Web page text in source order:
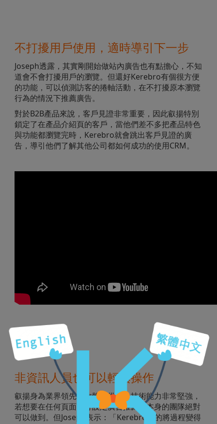
不打擾用戶使用，適時導引下一步
Joseph透露，其實剛開始做站內廣告也有點擔心，不知
道會不會打擾用戶的瀏覽。但還好Kerebro有個很方便
的功能，可以偵測訪客的捲軸活動，在不打擾原本瀏覽
行為的情況下推薦廣告。
對於B2B產品來說，客戶見證非常重要，因此叡揚特別
鎖定了在產品介紹頁的客戶，當他們差不多把產品特色
與功能都瀏覽完時，Kerebro就會跳出客戶見證的廣
告，導引他們了解其他公司都如何成功的使用CRM。
非資訊人員也可以輕鬆操作
叡揚身為業界領先的軟體提供商，技術能力非常堅強，
若想要在任何頁面自行設定廣告推薦，本身的團隊絕對
可以做到。但Joseph表示：「Kerebro真的將過程變得